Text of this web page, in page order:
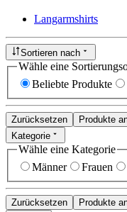
Langarmshirts
Sortieren nach
Wähle eine
Beliebte Produkte
Zurücksetzen
Produkte
Kategorie
Wähle eine Kategorie
Männer
Frauen
Zurücksetzen
Produkte